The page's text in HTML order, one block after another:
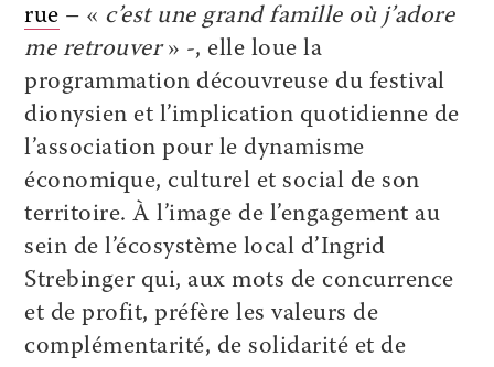
rue – « c’est une grand famille où j’adore
me retrouver» -, elle loue la
programmation découvreuse du festival
dionysien et l’implication quotidienne de
l’association pour le dynamisme
économique, culturel et social de son
territoire. À l’image de l’engagement au
sein de l’écosystème local d’Ingrid
Strebinger qui, aux mots de concurrence
et de profit, préfère les valeurs de
complémentarité, de solidarité et de